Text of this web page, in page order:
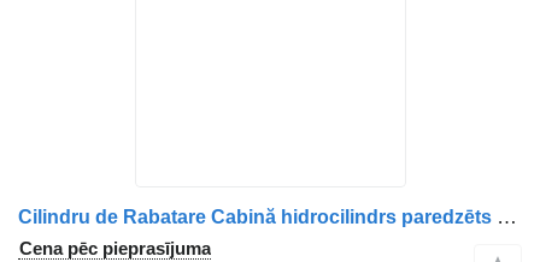
Cilindru de Rabatare Cabină hidrocilindrs paredzēts MAN (Coduri: 81417236123, 81417236137, 85417236009, 85417236029) kravas automašīnas
Cena pēc pieprasījuma